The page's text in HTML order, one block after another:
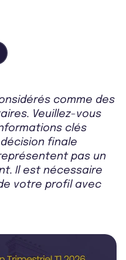
comme des
Veuillez-vous
clés
finale
pas un
Il est nécessaire
votre profil avec